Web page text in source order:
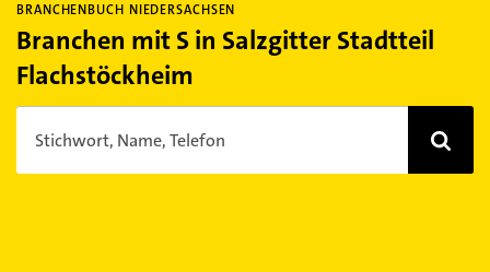
BRANCHENBUCH NIEDERSACHSEN
Branchen mit S in Salzgitter Stadtteil
Flachstöckheim
Stichwort, Name, Telefon